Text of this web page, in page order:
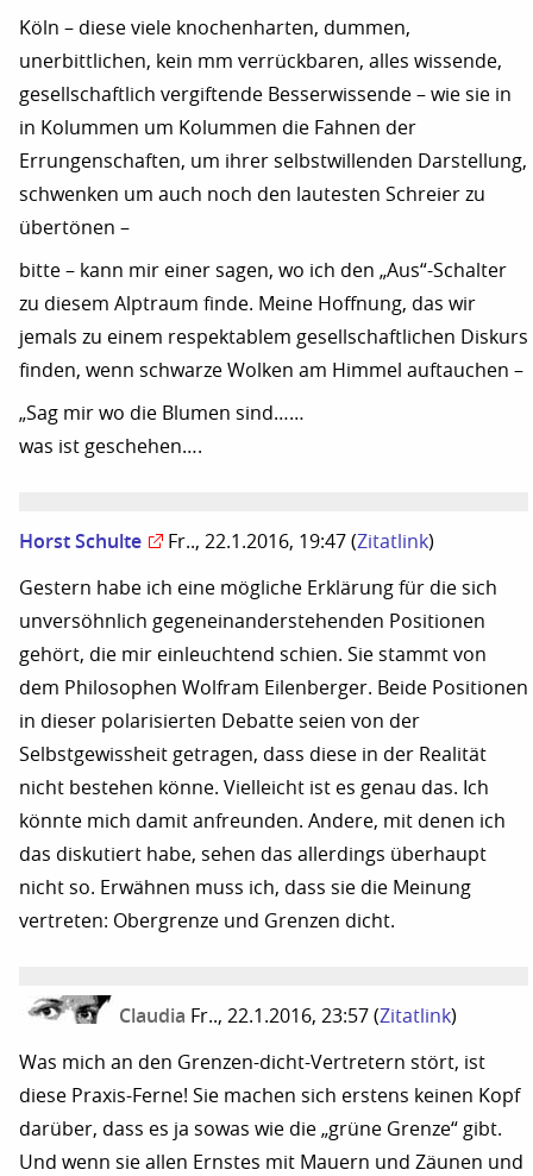
Köln – diese viele knochenharten, dummen,
unerbittlichen, kein mm verrückbaren, alles wissende,
gesellschaftlich vergiftende Besserwissende – wie sie in
in Kolummen um Kolummen die Fahnen der
Errungenschaften, um ihrer selbstwillenden Darstellung,
schwenken um auch noch den lautesten Schreier zu
übertönen –
bitte – kann mir einer sagen, wo ich den „Aus“-Schalter
zu diesem Alptraum finde. Meine Hoffnung, das wir
jemals zu einem respektablem gesellschaftlichen Diskurs
finden, wenn schwarze Wolken am Himmel auftauchen –
„Sag mir wo die Blumen sind……
was ist geschehen….
Horst Schulte Fr.., 22.1.2016, 19:47 (Zitatlink)
Gestern habe ich eine mögliche Erklärung für die sich
unversöhnlich gegeneinanderstehenden Positionen
gehört, die mir einleuchtend schien. Sie stammt von
dem Philosophen Wolfram Eilenberger. Beide Positionen
in dieser polarisierten Debatte seien von der
Selbstgewissheit getragen, dass diese in der Realität
nicht bestehen könne. Vielleicht ist es genau das. Ich
könnte mich damit anfreunden. Andere, mit denen ich
das diskutiert habe, sehen das allerdings überhaupt
nicht so. Erwähnen muss ich, dass sie die Meinung
vertreten: Obergrenze und Grenzen dicht.
Claudia Fr.., 22.1.2016, 23:57 (Zitatlink)
Was mich an den Grenzen-dicht-Vertretern stört, ist
diese Praxis-Ferne! Sie machen sich erstens keinen Kopf
darüber, dass es ja sowas wie die „grüne Grenze“ gibt.
Und wenn sie allen Ernstes mit Mauern und Zäunen und